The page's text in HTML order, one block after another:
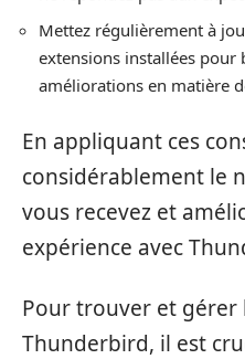
Mettez régulièrement à
extensions installées pour
améliorations en matière
En appliquant ces
considérablement le
vous recevez et
expérience avec
Pour trouver et gérer
Thunderbird, il est